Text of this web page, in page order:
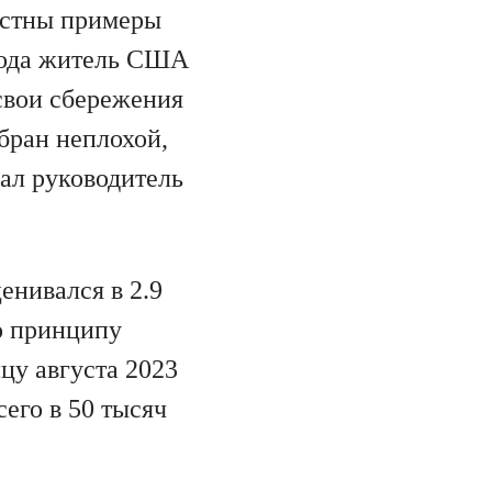
примеры
житель США
сбережения
неплохой,
руководитель
в 2.9
принципу
августа 2023
в 50 тысяч